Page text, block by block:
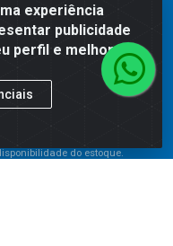
experiência
publicidade
perfil e melhorar a
e frete são válidos
pelo site. Caso haja
válido o preço que for
do estoque.